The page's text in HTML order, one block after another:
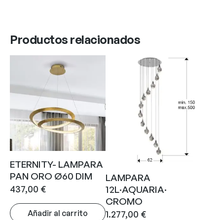
Productos relacionados
ETERNITY- LAMPARA
PAN ORO Ø60 DIM
437,00 €
Añadir al carrito
LAMPARA
12L·AQUARIA·
CROMO
1.277,00 €